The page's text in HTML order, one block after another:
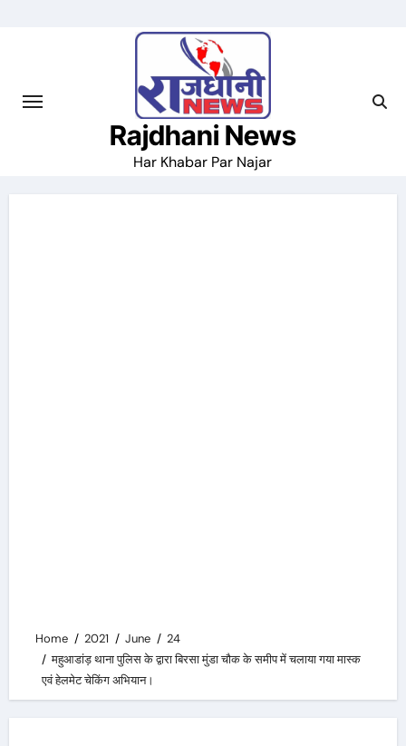
Rajdhani News
Har Khabar Par Najar
Home 2021 June
24
महुआडांड़ थाना पुलिस के द्वारा बिरसा मुंडा चौक के समीप में चलाया गया मास्क
एवं हेलमेट चेकिंग अभियान।